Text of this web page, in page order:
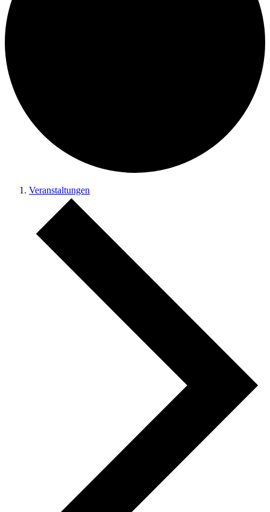
Veranstaltungen